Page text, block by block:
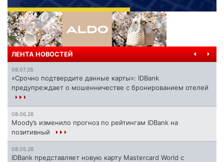
ЛЕНТА НОВОСТЕЙ
08.07.26
«Срочно подтвердите данные карты»: IDBank
предупреждает о мошенничестве с бронированием отелей
08.06.26
Moody’s изменило прогноз по рейтингам IDBank на
позитивный
08.05.26
IDBank представляет новую карту Mastercard World с